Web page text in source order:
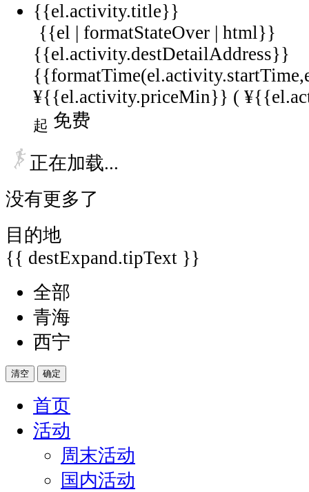
{{el.activity.title}}
{{el | formatStateOver | html}}
{{el.activity.destDetailAddress}}
¥{{el.activity.priceMin}} (
起 免费
正在加载...
没有更多了
目的地
{{ destExpand.tipText }}
全部
青海
西宁
清空 确定
首页
活动
周末活动
国内活动